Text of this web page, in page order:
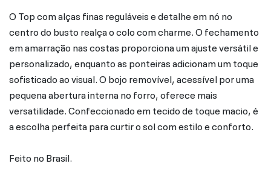
O Top com alças finas reguláveis e detalhe em nó no
centro do busto realça o colo com charme. O fechamento
em amarração nas costas proporciona um ajuste versátil e
personalizado, enquanto as ponteiras adicionam um toque
sofisticado ao visual. O bojo removível, acessível por uma
pequena abertura interna no forro, oferece mais
versatilidade. Confeccionado em tecido de toque macio, é
a escolha perfeita para curtir o sol com estilo e conforto.
Feito no Brasil.